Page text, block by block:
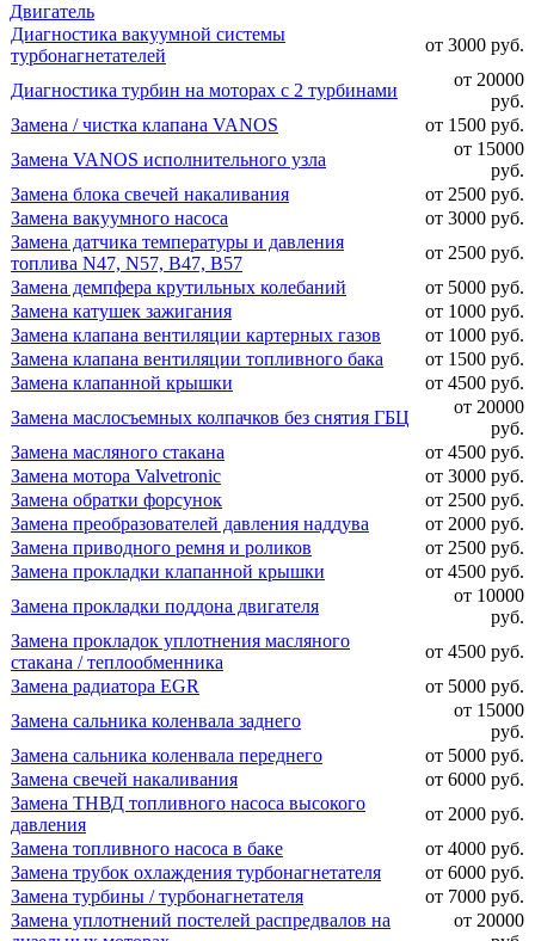
Двигатель
Диагностика вакуумной системы
турбонагнетателей
от 3000 руб.
Диагностика турбин на моторах с 2 турбинами
от 20000
руб.
Замена / чистка клапана VANOS
от 1500 руб.
Замена VANOS исполнительного узла
от 15000
руб.
Замена блока свечей накаливания
от 2500 руб.
Замена вакуумного насоса
от 3000 руб.
Замена датчика температуры и давления
топлива N47, N57, B47, B57
от 2500 руб.
Замена демпфера крутильных колебаний
от 5000 руб.
Замена катушек зажигания
от 1000 руб.
Замена клапана вентиляции картерных газов
от 1000 руб.
Замена клапана вентиляции топливного бака
от 1500 руб.
Замена клапанной крышки
от 4500 руб.
Замена маслосъемных колпачков без снятия ГБЦ
от 20000
руб.
Замена масляного стакана
от 4500 руб.
Замена мотора Valvetronic
от 3000 руб.
Замена обратки форсунок
от 2500 руб.
Замена преобразователей давления наддува
от 2000 руб.
Замена приводного ремня и роликов
от 2500 руб.
Замена прокладки клапанной крышки
от 4500 руб.
Замена прокладки поддона двигателя
от 10000
руб.
Замена прокладок уплотнения масляного
стакана / теплообменника
от 4500 руб.
Замена радиатора EGR
от 5000 руб.
Замена сальника коленвала заднего
от 15000
руб.
Замена сальника коленвала переднего
от 5000 руб.
Замена свечей накаливания
от 6000 руб.
Замена ТНВД топливного насоса высокого
давления
от 2000 руб.
Замена топливного насоса в баке
от 4000 руб.
Замена трубок охлаждения турбонагнетателя
от 6000 руб.
Замена турбины / турбонагнетателя
от 7000 руб.
Замена уплотнений постелей распредвалов на
от 20000